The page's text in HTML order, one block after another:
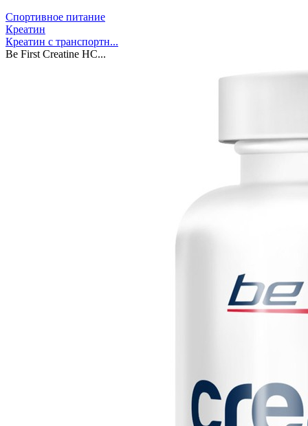
Спортивное питание
Креатин
Креатин с транспортн...
Be First Creatine HC...